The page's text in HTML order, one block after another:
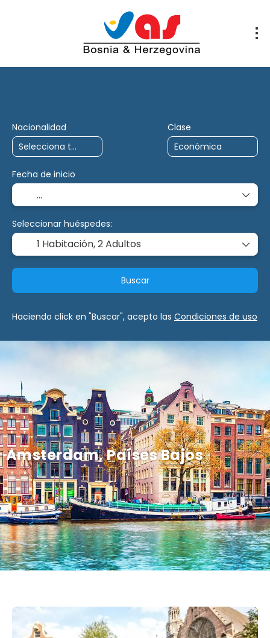
Amsterdam, Países Bajos
Nacionalidad Clase
Fecha de inicio
Seleccionar huéspedes:
1 Habitación,2 Adultos
Buscar
Haciendo click en "Buscar", acepto las Condiciones de uso